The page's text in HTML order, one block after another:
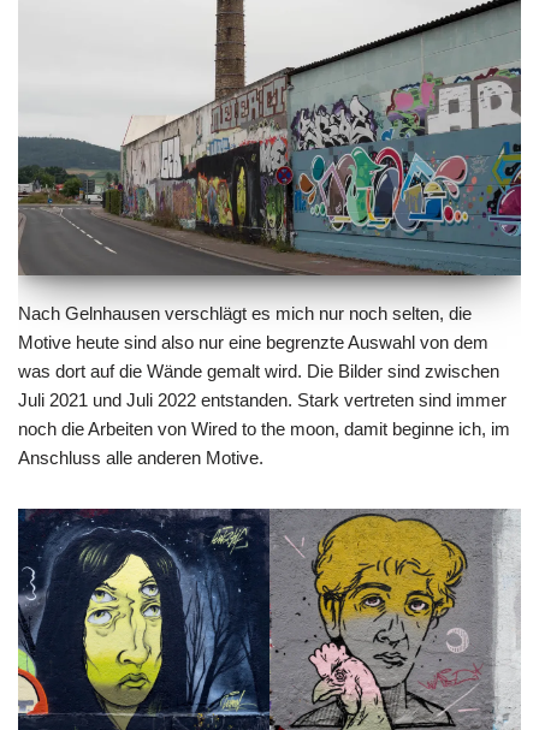
Nach Gelnhausen verschlägt es mich nur noch selten, die
Motive heute sind also nur eine begrenzte Auswahl von dem
was dort auf die Wände gemalt wird. Die Bilder sind zwischen
Juli 2021 und Juli 2022 entstanden. Stark vertreten sind immer
noch die Arbeiten von Wired to the moon, damit beginne ich, im
Anschluss alle anderen Motive.